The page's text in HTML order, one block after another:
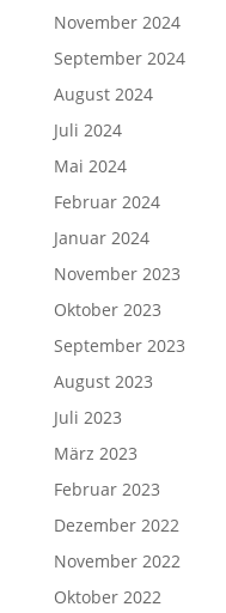
November 2024
September 2024
August 2024
Juli 2024
Mai 2024
Februar 2024
Januar 2024
November 2023
Oktober 2023
September 2023
August 2023
Juli 2023
März 2023
Februar 2023
Dezember 2022
November 2022
Oktober 2022